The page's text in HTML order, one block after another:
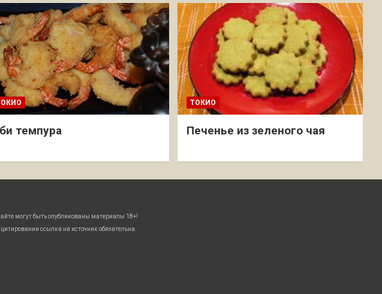
темпура
ТОКИО
Печенье из зеленого чая
могут быть опубликованы материалы 18+!
ссылка на источник обязательна.